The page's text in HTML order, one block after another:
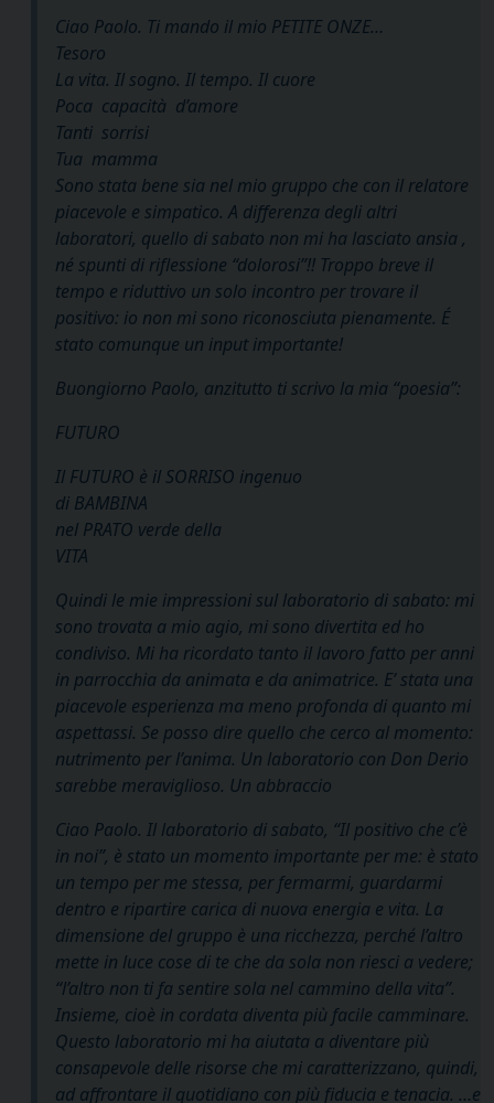
Ciao Paolo. Ti mando il mio PETITE ONZE…
Tesoro
La vita. Il sogno. Il tempo. Il cuore
Poca capacità d’amore
Tanti sorrisi
Tua mamma
Sono stata bene sia nel mio gruppo che con il relatore
piacevole e simpatico. A differenza degli altri
laboratori, quello di sabato non mi ha lasciato ansia ,
né spunti di riflessione “dolorosi”!! Troppo breve il
tempo e riduttivo un solo incontro per trovare il
positivo: io non mi sono riconosciuta pienamente. É
stato comunque un input importante!
Buongiorno Paolo, anzitutto ti scrivo la mia “poesia”:
FUTURO
Il FUTURO è il SORRISO ingenuo
di BAMBINA
nel PRATO verde della
VITA
Quindi le mie impressioni sul laboratorio di sabato: mi
sono trovata a mio agio, mi sono divertita ed ho
condiviso. Mi ha ricordato tanto il lavoro fatto per anni
in parrocchia da animata e da animatrice. E’ stata una
piacevole esperienza ma meno profonda di quanto mi
aspettassi. Se posso dire quello che cerco al momento:
nutrimento per l’anima. Un laboratorio con Don Derio
sarebbe meraviglioso. Un abbraccio
Ciao Paolo. Il laboratorio di sabato, “Il positivo che c’è
in noi”, è stato un momento importante per me: è stato
un tempo per me stessa, per fermarmi, guardarmi
dentro e ripartire carica di nuova energia e vita. La
dimensione del gruppo è una ricchezza, perché l’altro
mette in luce cose di te che da sola non riesci a vedere;
“l’altro non ti fa sentire sola nel cammino della vita”.
Insieme, cioè in cordata diventa più facile camminare.
Questo laboratorio mi ha aiutata a diventare più
consapevole delle risorse che mi caratterizzano, quindi,
ad affrontare il quotidiano con più fiducia e tenacia. …e